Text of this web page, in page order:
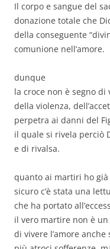
Il corpo e sangue del
donazione totale che
della conseguente
comunione nell’amore.
dunque
la croce non è segno di
della violenza,
perpetra ai danni del
il quale si rivela perciò
e di rivalsa.
quanto ai martiri ho
sicuro c’è stata una
che ha portato
il vero martire non è
di vivere l’amore